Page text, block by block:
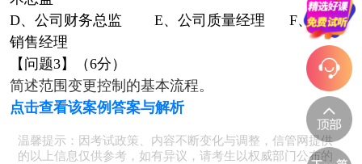
D、公司财务总监 E、公司质量经理 F、公司
销售经理
【问题3】（6分）
简述范围变更控制的基本流程。
点击查看该案例答案与解析
温馨提示：因考试政策、内容不断变化与调整，信管网提供
的以上信息仅供参考，如有异议，请考生以权威部门公布的